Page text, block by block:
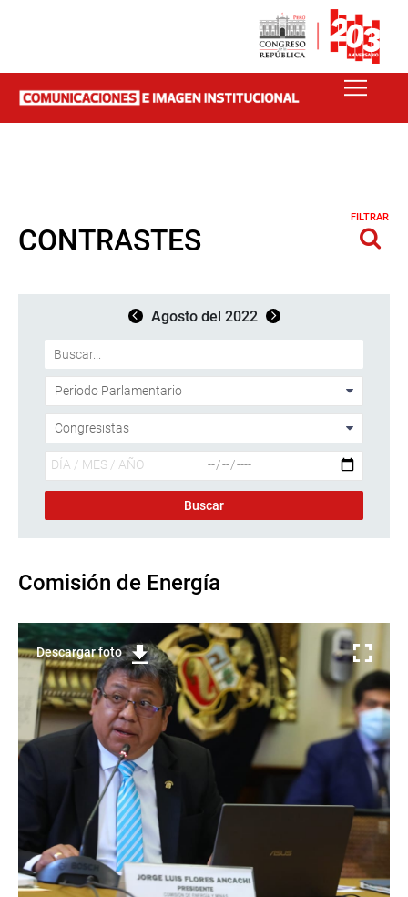
CONTRASTES
FILTRAR
Agosto del 2022
Comisión de Energía
Descargar foto